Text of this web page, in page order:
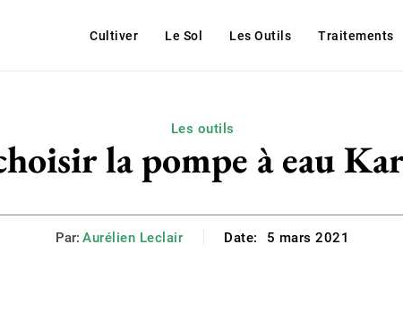
Cultiver Le Sol Les Outils Traitements
Les outils
la pompe à eau
Par: Aurélien Leclair Date: 5 mars 2021